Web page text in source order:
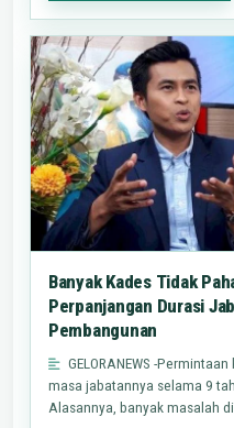
Banyak Kades Tidak
Perpanjangan Durasi
Pembangunan
GELORANEWS -
masa jabatannya selama 9
Alasannya, banyak masalah